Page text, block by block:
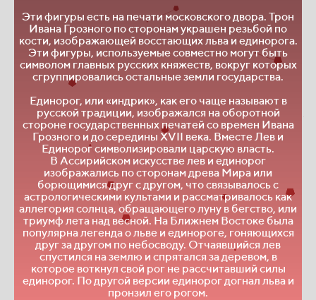
Эти фигуры есть на печати московского двора. Трон
Ивана Грозного по сторонам украшен резьбой по
кости, изображающей восстающих льва и единорога.
Эти фигуры, используемые совместно могут быть
символом главных русских княжеств, вокруг которых
сгруппировались остальные земли государства.
Единорог, или «индрик», как его чаще называют в
русской традиции, изображался на оборотной
стороне государственных печатей со времен Ивана
Грозного и до середины XVII века. Вместе Лев и
Единорог символизировали царскую власть.
В Ассирийском искусстве лев и единорог
изображались по сторонам древа Мира или
борющимися друг с другом, что связывалось с
астрологическими культами и рассматривалось как
аллегория солнца, обращающего луну в бегство, или
триумф лета над весной. На Ближнем Востоке была
популярна легенда о льве и единороге, гоняющихся
друг за другом по небосводу. Отчаявшийся лев
спустился на землю и спрятался за деревом, в
которое воткнул свой рог не рассчитавший силы
единорог. По другой версии единорог догнал льва и
пронзил его рогом.